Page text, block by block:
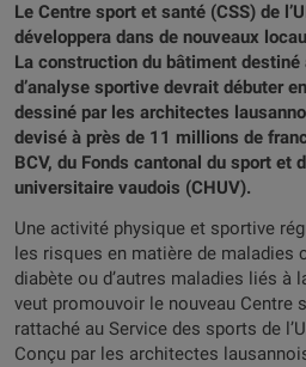
Le Centre sport et santé (CSS) de
développera dans de nouveaux
La construction du bâtiment
d’analyse sportive devrait débuter
dessiné par les architectes
devisé à près de 11 millions de
BCV, du Fonds cantonal du sport et
universitaire vaudois (CHUV).
Une activité physique et sportive
les risques en matière de maladies
diabète ou d’autres maladies liés à
veut promouvoir le nouveau Centre
rattaché au Service des sports de
Conçu par les architectes